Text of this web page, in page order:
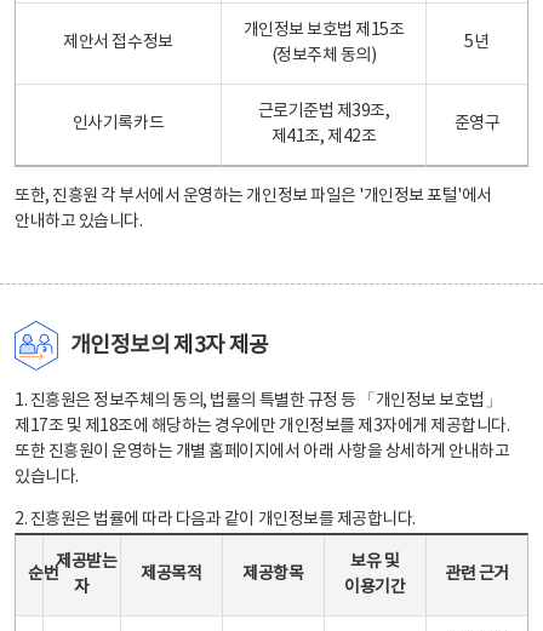
제안서 접수정보
개인정보 보호법 제15조
(정보주체 동의)
5년
인사기록카드
근로기준법 제39조,
제41조, 제42조
준영구
또한, 진흥원 각 부서에서 운영하는 개인정보 파일은 '개인정보 포털'에서
안내하고 있습니다.
개인정보의 제3자 제공
1. 진흥원은 정보주체의 동의, 법률의 특별한 규정 등 「개인정보 보호법」
제17조 및 제18조에 해당하는 경우에만 개인정보를 제3자에게 제공합니다.
또한 진흥원이 운영하는 개별 홈페이지에서 아래 사항을 상세하게 안내하고
있습니다.
2. 진흥원은 법률에 따라 다음과 같이 개인정보를 제공합니다.
순번
제공받는
자
제공목적 제공항목
보유 및
이용기간
관련 근거